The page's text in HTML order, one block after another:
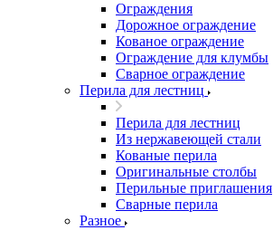
Ограждения
Дорожное ограждение
Кованое ограждение
Ограждение для клумбы
Сварное ограждение
Перила для лестниц
Перила для лестниц
Из нержавеющей стали
Кованые перила
Оригинальные столбы
Перильные приглашения
Сварные перила
Разное